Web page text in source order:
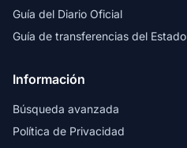
Guía del Diario Oficial
Guía de transferencias del Estado
Información
Búsqueda avanzada
Política de Privacidad